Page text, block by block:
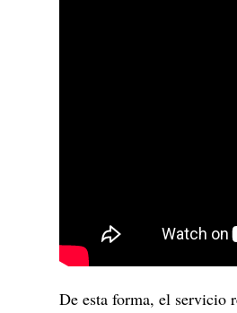
De esta forma, el servicio